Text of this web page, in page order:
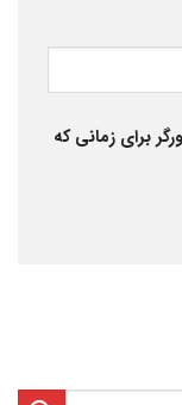
برای زمانی که